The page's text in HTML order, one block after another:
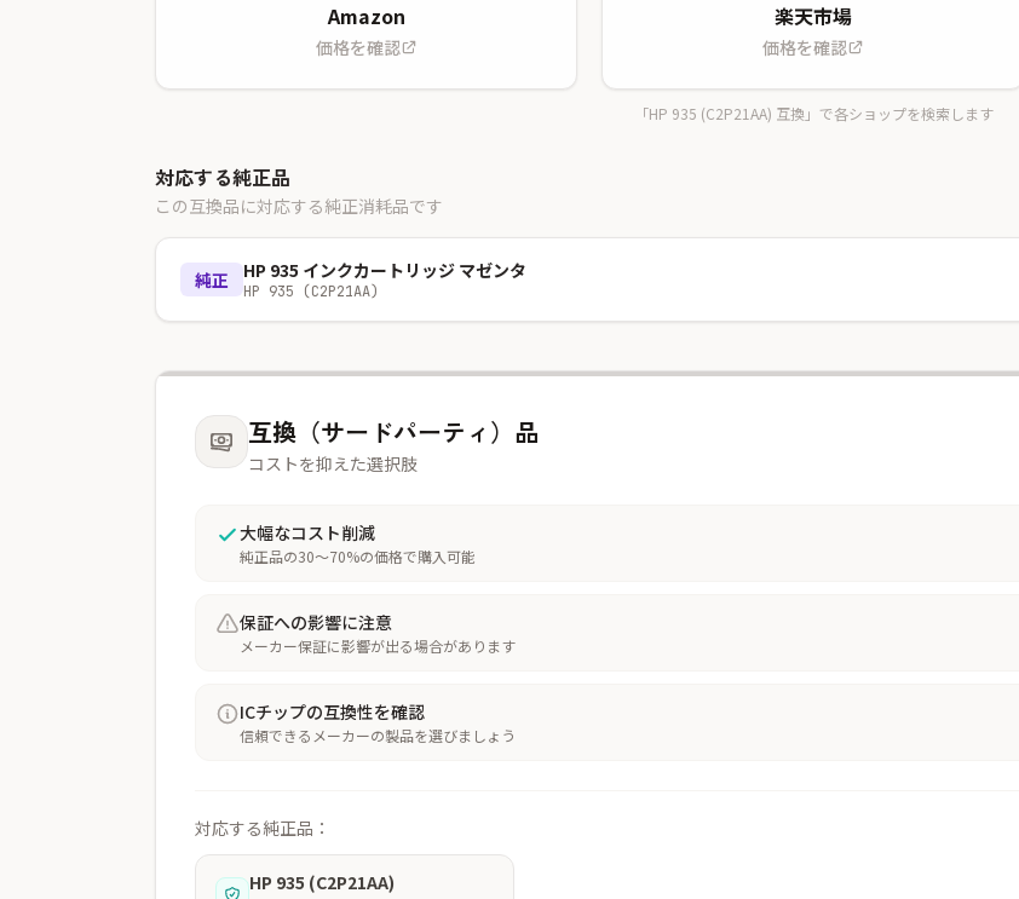
Amazon
価格を確認
楽天市場
価格を確認
「HP 935 (C2P21AA) 互換」で各ショップを検索します
対応する純正品
この互換品に対応する純正消耗品です
純正 HP 935 インクカートリッジ マゼンタ
HP 935 (C2P21AA)
互換（サードパーティ）品
コストを抑えた選択肢
大幅なコスト削減
純正品の30〜70%の価格で購入可能
保証への影響に注意
メーカー保証に影響が出る場合があります
ICチップの互換性を確認
信頼できるメーカーの製品を選びましょう
対応する純正品：
HP 935 (C2P21AA)